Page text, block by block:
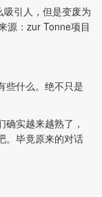
吸引人，但是变废为
源：zur Tonne项目
些什么。绝不只是
实越来越熟了，
。毕竟原来的对话